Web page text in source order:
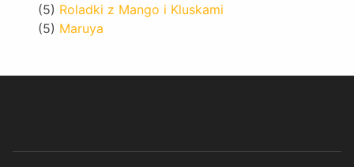
(5) Roladki z Mango i Kluskami
(5) Maruya